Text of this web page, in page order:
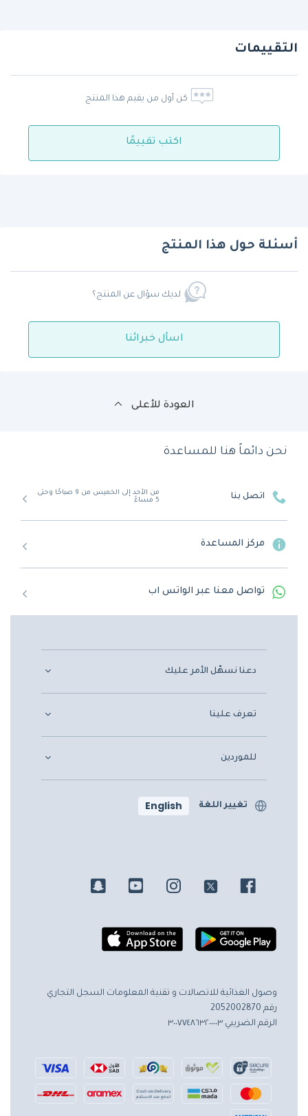
التقييمات
كن أول من يقيم هذا المنتج
اكتب تقييمًا
أسئلة حول هذا المنتج
لديك سؤال عن المنتج؟
اسأل خبرائنا
العودة للأعلى
نحن دائماً هنا للمساعدة
اتصل بنا
من الأحد إلى الخميس من 9 صباحًا وحتى
5 مساءً
مركز المساعدة
تواصل معنا عبر الواتس اب
دعنا نسهّل الأمر عليك
تعرف علينا
للموردين
تغيير اللغة English
وصول الغذائية للاتصالات و تقنية المعلومات السجل التجاري
رقم 2052002870
الرقم الضريبي ٣٠٠٧٧٤٨٦٣٢٠٠٠٠٣